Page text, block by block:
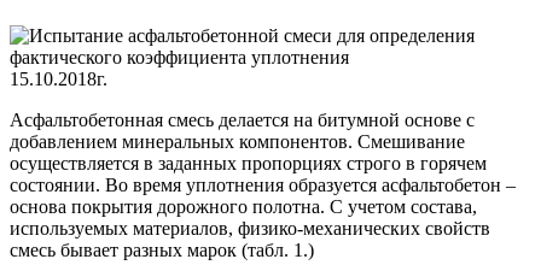
15.10.2018г.
Асфальтобетонная смесь делается на битумной основе с
добавлением минеральных компонентов. Смешивание
осуществляется в заданных пропорциях строго в горячем
состоянии. Во время уплотнения образуется асфальтобетон –
основа покрытия дорожного полотна. С учетом состава,
используемых материалов, физико-механических свойств
смесь бывает разных марок (табл. 1.)